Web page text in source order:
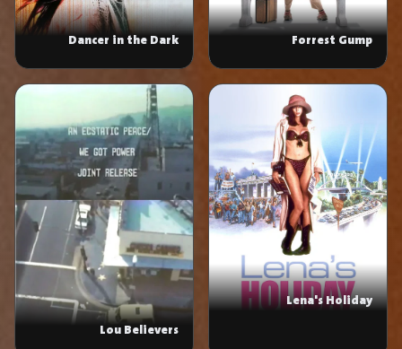
Forrest Gump
Dancer in the Dark
Lena's Holiday
Lou Believers